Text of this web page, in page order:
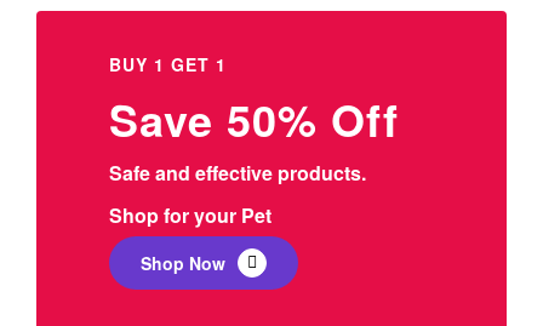
BUY 1 GET 1
Save 50% Off
Safe and effective products.
Shop for your Pet
Shop Now